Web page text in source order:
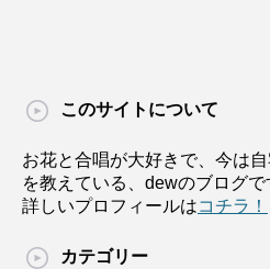
このサイトについて
お花と合唱が大好きで、今は
を教えている、dewのブログで
詳しいプロフィールはコチラ！
カテゴリー